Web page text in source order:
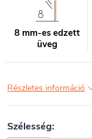
8 mm-es edzett
üveg
Részletes információ